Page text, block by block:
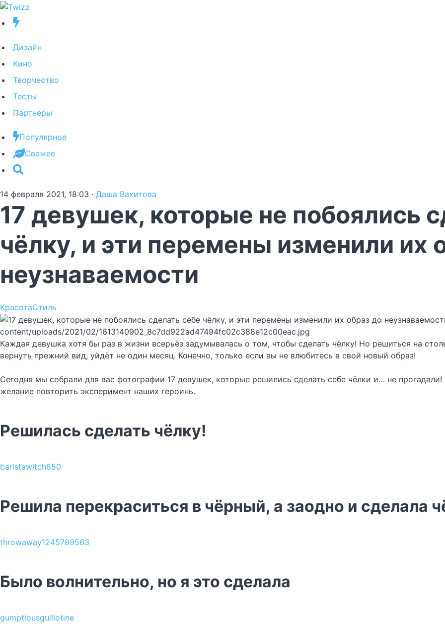
Дизайн
Кино
Творчество
Тесты
Партнеры
Популярное
Свежее
14 февраля 2021, 18:03 · Даша Вахитова
17 девушек, которые не побоялись
чёлку, и эти перемены изменили их
неузнаваемости
КрасотаСтиль
content/uploads/2021/02/1613140902_8c7dd922ad47494fc02c388e12c00eac.jpg
Каждая девушка хотя бы раз в жизни всерьёз задумывалась о том, чтобы сделать чёлку! Но решиться на
вернуть прежний вид, уйдёт не один месяц. Конечно, только если вы не влюбитесь в свой новый образ!
Сегодня мы собрали для вас фотографии 17 девушек, которые решились сделать себе чёлки и… не
желание повторить эксперимент наших героинь.
Решилась сделать чёлку!
baristawitch650
Решила перекраситься в чёрный, а заодно и сделала
throwaway1245789563
Было волнительно, но я это сделала
gumptiousguillotine